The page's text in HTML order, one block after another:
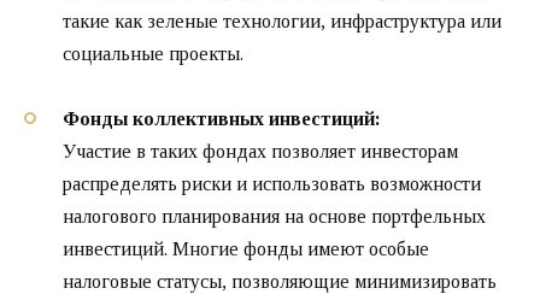
такие как зеленые технологии, инфраструктура или
социальные проекты.
Фонды коллективных инвестиций:
Участие в таких фондах позволяет инвесторам
распределять риски и использовать возможности
налогового планирования на основе портфельных
инвестиций. Многие фонды имеют особые
налоговые статусы, позволяющие минимизировать